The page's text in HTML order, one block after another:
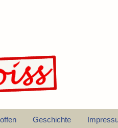
Geschichte